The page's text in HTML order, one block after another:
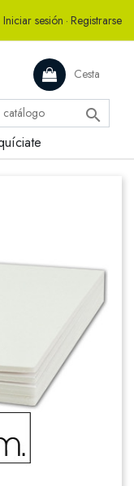
Iniciar sesión · Registrarse
Cesta
